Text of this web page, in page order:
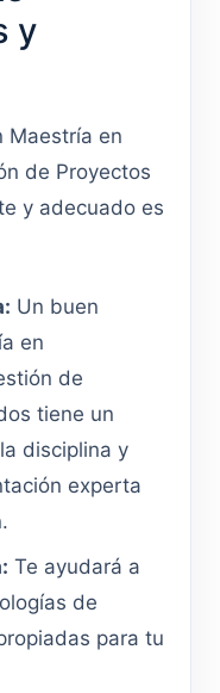
y
Maestría en
de Proyectos
y adecuado es
Un buen
en
de
tiene un
disciplina y
experta
Te ayudará a
de
para tu